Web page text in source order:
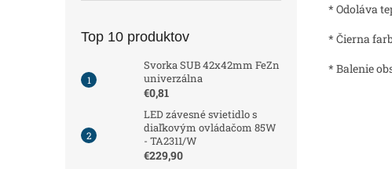
Top 10 produktov
Svorka SUB 42x42mm FeZn
univerzálna
€0,81
LED závesné svietidlo s
diaľkovým ovládačom 85W
- TA2311/W
€229,90
* Odoláva
* Čierna
* Balenie